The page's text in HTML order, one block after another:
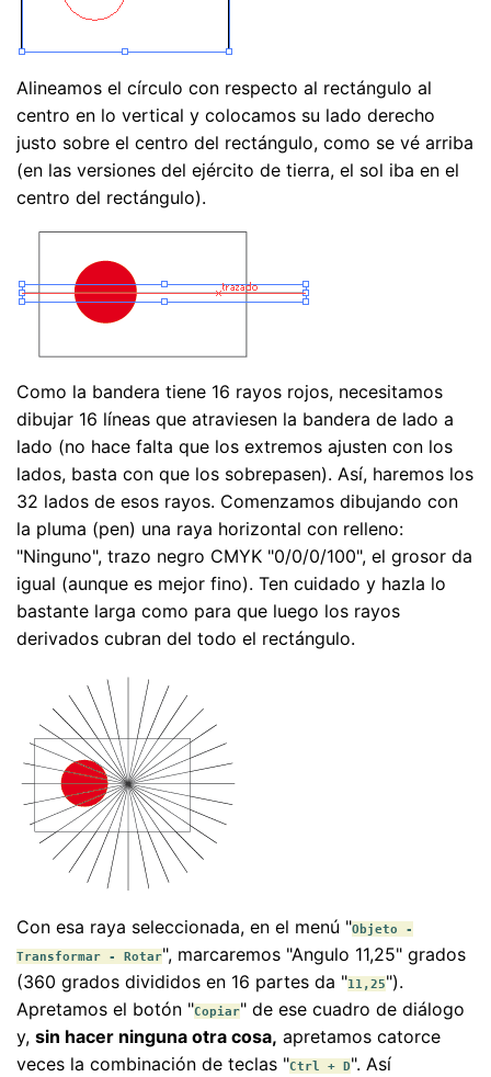
Alineamos el círculo con respecto al rectángulo al
centro en lo vertical y colocamos su lado derecho
justo sobre el centro del rectángulo, como se vé arriba
(en las versiones del ejército de tierra, el sol iba en el
centro del rectángulo).
Como la bandera tiene 16 rayos rojos, necesitamos
dibujar 16 líneas que atraviesen la bandera de lado a
lado (no hace falta que los extremos ajusten con los
lados, basta con que los sobrepasen). Así, haremos los
32 lados de esos rayos. Comenzamos dibujando con
la pluma (pen) una raya horizontal con relleno:
"Ninguno", trazo negro CMYK "0/0/0/100", el grosor da
igual (aunque es mejor fino). Ten cuidado y hazla lo
bastante larga como para que luego los rayos
derivados cubran del todo el rectángulo.
Con esa raya seleccionada, en el menú "Objeto -
Transformar - Rotar", marcaremos "Angulo 11,25" grados
(360 grados divididos en 16 partes da "11,25").
Apretamos el botón "Copiar" de ese cuadro de diálogo
y, sin hacer ninguna otra cosa, apretamos catorce
veces la combinación de teclas "Ctrl + D". Así